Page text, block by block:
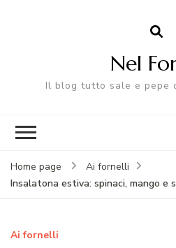
Nel
Il blog tutto sale e pepe
Home page
Ai fornelli
Insalatona estiva: spinaci, mango e
Ai fornelli